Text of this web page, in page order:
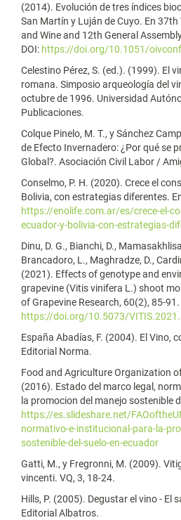
(2014). Evolución de tres índices
San Martín y Luján de Cuyo. En
and Wine and 12th General
DOI: https://doi.org/10.1051/
Celestino Pérez, S. (ed.). (1999). El
romana. Simposio arqueología del
octubre de 1996. Universidad
Publicaciones.
Colque Pinelo, M. T., y Sánchez
de Efecto Invernadero: ¿Por qué se
Global?. Asociación Civil Labor /
Conselmo, P. H. (2020). Crece el
Bolivia, con estrategias diferentes.
https://enolife.com.ar/es/crece-el-
ecuador-y-bolivia-con-estrategias-
Dinu, D. G., Bianchi, D.,
Brancadoro, L., Maghradze, D.,
(2021). Effects of genotype and
grapevine (Vitis vinifera L.) shoot
of Grapevine Research, 60(2), 85-91.
https://doi.org/10.5073/
España Abadías, F. (2004). El Vino,
Editorial Norma.
Food and Agriculture Organization
(2016). Estado del marco legal,
la promocion del manejo sostenible
https://es.slideshare.net/
normativo-e-institucional-para-la-
sostenible-del-suelo-en-ecuador
Gatti, M., y Fregronni, M. (2009).
vincenti. VQ, 3, 18-24.
Hills, P. (2005). Degustar el vino - El
Editorial Albatros.